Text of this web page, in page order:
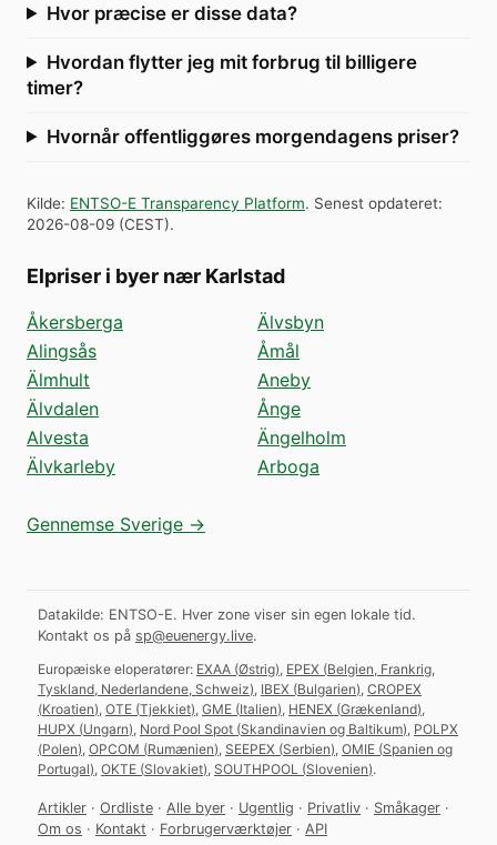
Hvor præcise er disse data?
Hvordan flytter jeg mit forbrug til billigere
timer?
Hvornår offentliggøres morgendagens priser?
Kilde: ENTSO-E Transparency Platform. Senest opdateret:
2026-08-09 (CEST).
Elpriser i byer nær Karlstad
Åkersberga
Alingsås
Älmhult
Älvdalen
Alvesta
Älvkarleby
Älvsbyn
Åmål
Aneby
Ånge
Ängelholm
Arboga
Gennemse Sverige →
Datakilde: ENTSO-E. Hver zone viser sin egen lokale tid.
Kontakt os på sp@euenergy.live.
Europæiske eloperatører: EXAA (Østrig) EPEX (Belgien, Frankrig,
Tyskland, Nederlandene, Schweiz) IBEX (Bulgarien) CROPEX
(Kroatien) OTE (Tjekkiet) GME (Italien) HENEX (Grækenland)
HUPX (Ungarn) Nord Pool Spot (Skandinavien og Baltikum) POLPX
(Polen) OPCOM (Rumænien) SEEPEX (Serbien) OMIE (Spanien og
Portugal) OKTE (Slovakiet) SOUTHPOOL (Slovenien).
Artikler · Ordliste · Alle byer · Ugentlig · Privatliv · Småkager ·
Om os · Kontakt · Forbrugerværktøjer · API